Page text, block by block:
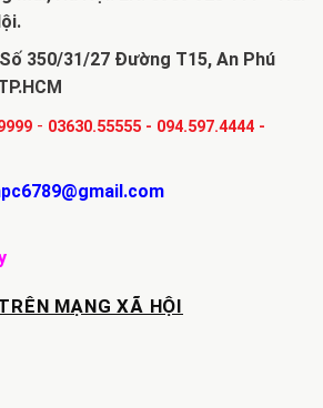
350/31/27 Đường T15, An Phú
- 03630.55555- 094.597.4444-
MẠNG XÃ HỘI